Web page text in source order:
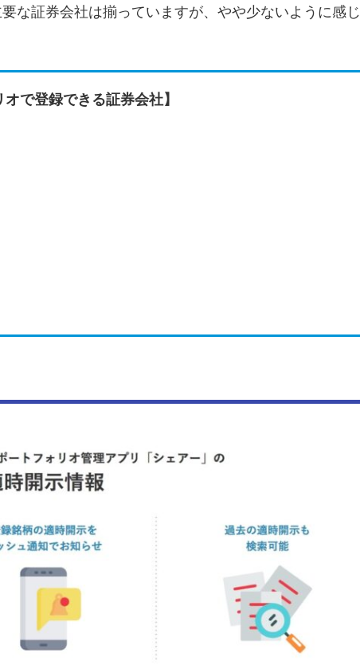
な証券会社は揃っていますが、やや少ないように感じ
オで登録できる証券会社】